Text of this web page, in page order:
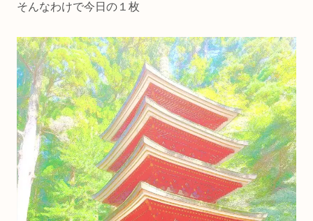
そんなわけで今日の１枚